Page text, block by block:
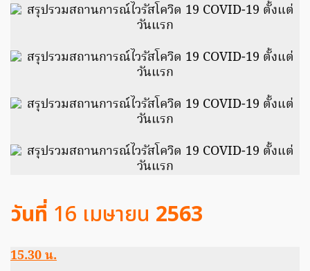
วันที่ 16 เมษายน 2563
15.30 น.